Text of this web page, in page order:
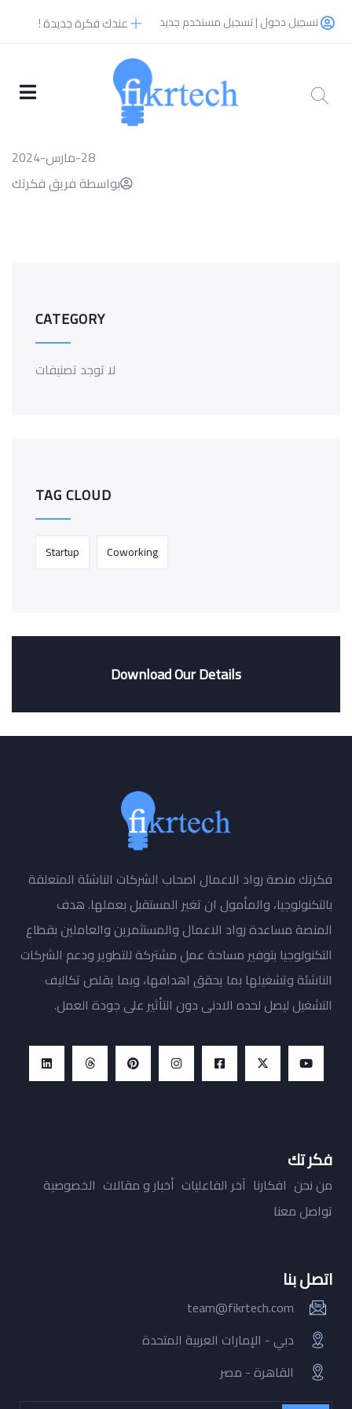
تسجيل دخول | تسجيل مستخدم جديد عندك فكرة جديدة !
28-مارس-2024
بواسطة فريق فكرتك
CATEGORY
لا توجد تصنيفات
TAG CLOUD
Coworking
Startup
Download Our Details
فكرتك منصة رواد الاعمال اصحاب الشركات الناشئة المتعلقة
بالتكنولوجيا، والمأمول ان تغير المستقبل بعملها. هدف
المنصة مساعدة رواد الاعمال والمستثمرين والعاملين بقطاع
التكنولوجيا بتوفير مساحة عمل مشتركة للتطوير ودعم الشركات
الناشئة وتشغيلها بما يحقق اهدافها، وبما يقلص تكاليف
التشغيل ليصل لحده الادنى دون التأثير على جودة العمل.
فكر تك
من نحن افكارنا آخر الفاعليات أخبار و مقالات الخصوصية
تواصل معنا
اتصل بنا
team@fikrtech.com
دبي - الإمارات العربية المتحدة
القاهرة - مصر